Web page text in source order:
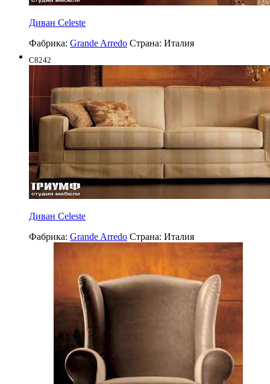
Диван Celeste
Фабрика: Grande Arredo Страна: Италия
C8242
Диван Celeste
Фабрика: Grande Arredo Страна: Италия